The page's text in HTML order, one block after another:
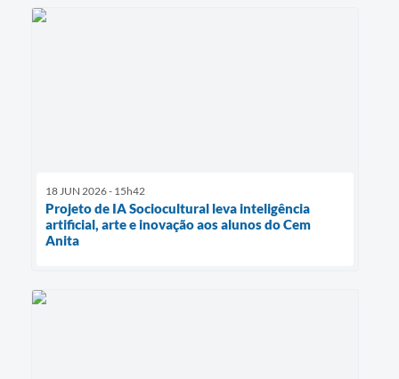
18 JUN 2026 - 15h42
Projeto de IA Sociocultural leva inteligência
artificial, arte e inovação aos alunos do Cem
Anita